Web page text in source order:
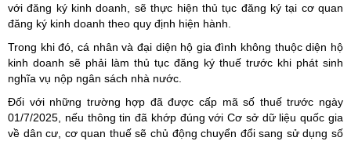
với đăng ký kinh doanh, sẽ thực hiện thủ tục đăng ký tại cơ quan
đăng ký kinh doanh theo quy định hiện hành.
Trong khi đó, cá nhân và đại diện hộ gia đình không thuộc diện hộ
kinh doanh sẽ phải làm thủ tục đăng ký thuế trước khi phát sinh
nghĩa vụ nộp ngân sách nhà nước.
Đối với những trường hợp đã được cấp mã số thuế trước ngày
01/7/2025, nếu thông tin đã khớp đúng với Cơ sở dữ liệu quốc gia
về dân cư, cơ quan thuế sẽ chủ động chuyển đổi sang sử dụng số